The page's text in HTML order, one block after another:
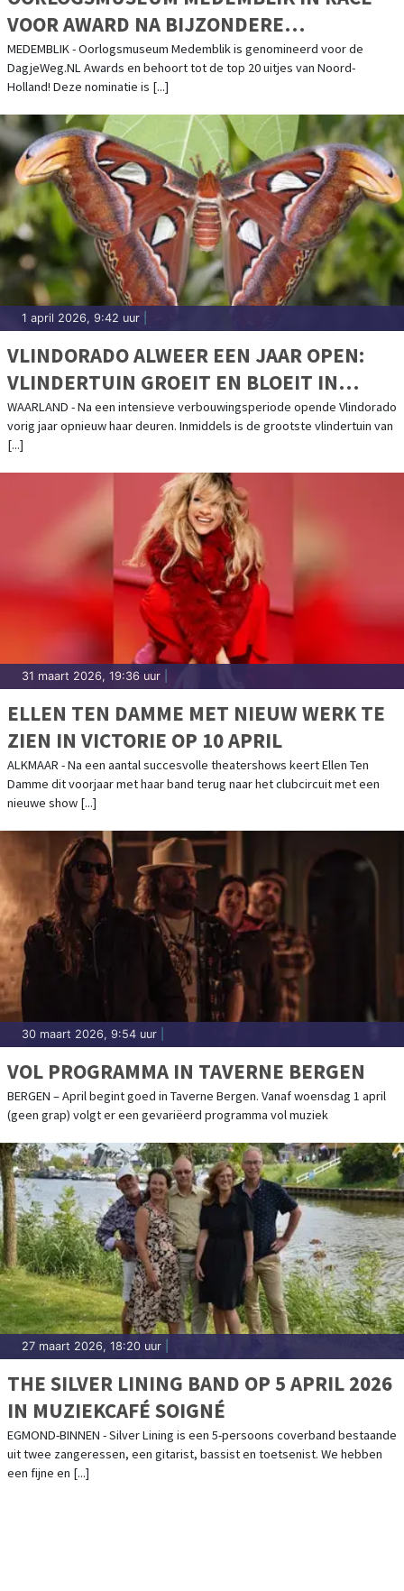
VOOR AWARD NA BIJZONDERE
ERKENNING
MEDEMBLIK - Oorlogsmuseum Medemblik is genomineerd voor de
DagjeWeg.NL Awards en behoort tot de top 20 uitjes van Noord-
Holland! Deze nominatie is [...]
1 april 2026, 9:42 uur
VLINDORADO ALWEER EEN JAAR OPEN:
VLINDERTUIN GROEIT EN BLOEIT IN
WAARLAND
WAARLAND - Na een intensieve verbouwingsperiode opende Vlindorado
vorig jaar opnieuw haar deuren. Inmiddels is de grootste vlindertuin van
[...]
31 maart 2026, 19:36 uur
ELLEN TEN DAMME MET NIEUW WERK TE
ZIEN IN VICTORIE OP 10 APRIL
ALKMAAR - Na een aantal succesvolle theatershows keert Ellen Ten
Damme dit voorjaar met haar band terug naar het clubcircuit met een
nieuwe show [...]
30 maart 2026, 9:54 uur
VOL PROGRAMMA IN TAVERNE BERGEN
BERGEN – April begint goed in Taverne Bergen. Vanaf woensdag 1 april
(geen grap) volgt er een gevariëerd programma vol muziek
27 maart 2026, 18:20 uur
THE SILVER LINING BAND OP 5 APRIL 2026
IN MUZIEKCAFÉ SOIGNÉ
EGMOND-BINNEN - Silver Lining is een 5-persoons coverband bestaande
uit twee zangeressen, een gitarist, bassist en toetsenist. We hebben
een fijne en [...]